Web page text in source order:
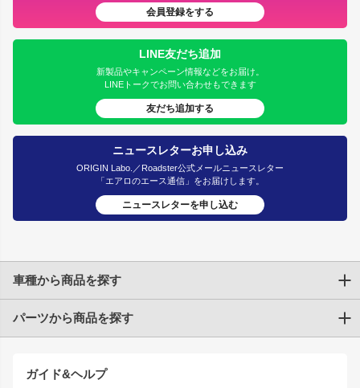
会員登録をする
LINE友だち追加
新製品やキャンペーン情報などをお届け。
LINEトークでお問い合わせもできます
友だち追加する
ニュースレターお申し込み
ORIGIN Labo.／Roadster公式メールニュースレター
「エアロのエース通信」をお届けします。
ニュースレターを申し込む
ガイド&ヘルプ
車種から商品を探す
トヨタ
JZX90 CHASER
パーツから商品を探す
エアロシリーズ